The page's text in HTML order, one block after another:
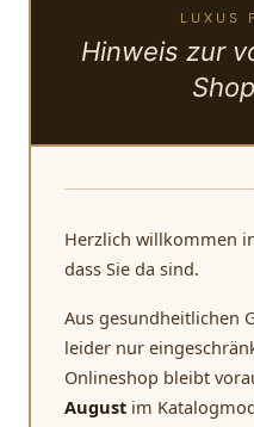
LUXUS
Hinweis zur
Herzlich willkommen
dass Sie da sind.
Aus gesundheitlichen
leider nur
Onlineshop bleibt
August im